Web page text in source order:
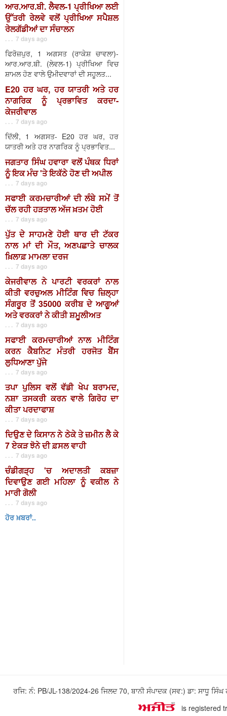
ਆਰ.ਆਰ.ਬੀ. ਲੈਵਲ-1 ਪ੍ਰੀਖਿਆ ਲਈ
ਉੱਤਰੀ ਰੇਲਵੇ ਵਲੋਂ ਪ੍ਰੀਖਿਆ ਸਪੈਸ਼ਲ
ਰੇਲਗੱਡੀਆਂ ਦਾ ਸੰਚਾਲਨ
. . . 7 days ago
ਫਿਰੋਜ਼ਪੁਰ, 1 ਅਗਸਤ (ਰਾਕੇਸ਼ ਚਾਵਲਾ)-
ਆਰ.ਆਰ.ਬੀ. (ਲੇਵਲ-1) ਪ੍ਰੀਖਿਆ ਵਿਚ
ਸ਼ਾਮਲ ਹੋਣ ਵਾਲੇ ਉਮੀਦਵਾਰਾਂ ਦੀ ਸਹੂਲਤ...
E20 ਹਰ ਘਰ, ਹਰ ਯਾਤਰੀ ਅਤੇ ਹਰ
ਨਾਗਰਿਕ ਨੂੰ ਪ੍ਰਭਾਵਿਤ ਕਰਦਾ-
ਕੇਜਰੀਵਾਲ
. . . 7 days ago
ਦਿੱਲੀ, 1 ਅਗਸਤ- E20 ਹਰ ਘਰ, ਹਰ
ਯਾਤਰੀ ਅਤੇ ਹਰ ਨਾਗਰਿਕ ਨੂੰ ਪ੍ਰਭਾਵਿਤ...
ਜਗਤਾਰ ਸਿੰਘ ਹਵਾਰਾ ਵਲੋਂ ਪੰਥਕ ਧਿਰਾਂ
ਨੂੰ ਇਕ ਮੰਚ 'ਤੇ ਇਕੱਠੇ ਹੋਣ ਦੀ ਅਪੀਲ
. . . 7 days ago
ਸਫਾਈ ਕਰਮਚਾਰੀਆਂ ਦੀ ਲੰਬੇ ਸਮੇਂ ਤੋਂ
ਚੱਲ ਰਹੀ ਹੜਤਾਲ ਅੱਜ ਖ਼ਤਮ ਹੋਈ
. . . 7 days ago
ਪੁੱਤ ਦੇ ਸਾਹਮਣੇ ਹੋਈ ਥਾਰ ਦੀ ਟੱਕਰ
ਨਾਲ ਮਾਂ ਦੀ ਮੌਤ, ਅਣਪਛਾਤੇ ਚਾਲਕ
ਖ਼ਿਲਾਫ਼ ਮਾਮਲਾ ਦਰਜ
. . . 7 days ago
ਕੇਜਰੀਵਾਲ ਨੇ ਪਾਰਟੀ ਵਰਕਰਾਂ ਨਾਲ
ਕੀਤੀ ਵਰਚੁਅਲ ਮੀਟਿੰਗ ਵਿਚ ਜ਼ਿਲ੍ਹਾ
ਸੰਗਰੂਰ ਤੋਂ 35000 ਕਰੀਬ ਦੇ ਆਗੂਆਂ
ਅਤੇ ਵਰਕਰਾਂ ਨੇ ਕੀਤੀ ਸ਼ਮੂਲੀਅਤ
. . . 7 days ago
ਸਫਾਈ ਕਰਮਚਾਰੀਆਂ ਨਾਲ ਮੀਟਿੰਗ
ਕਰਨ ਕੈਬਨਿਟ ਮੰਤਰੀ ਹਰਜੋਤ ਬੈਂਸ
ਲੁਧਿਆਣਾ ਪੁੱਜੇ
. . . 7 days ago
ਤਪਾ ਪੁਲਿਸ ਵਲੋਂ ਵੱਡੀ ਖੇਪ ਬਰਾਮਦ,
ਨਸ਼ਾ ਤਸਕਰੀ ਕਰਨ ਵਾਲੇ ਗਿਰੋਹ ਦਾ
ਕੀਤਾ ਪਰਦਾਫਾਸ਼
. . . 7 days ago
ਦਿਉਣ ਦੇ ਕਿਸਾਨ ਨੇ ਠੇਕੇ ਤੇ ਜ਼ਮੀਨ ਲੈ ਕੇ
7 ਏਕੜ ਝੋਨੇ ਦੀ ਫ਼ਸਲ ਵਾਹੀ
. . . 7 days ago
ਚੰਡੀਗੜ੍ਹ 'ਚ ਅਦਾਲਤੀ ਕਬਜ਼ਾ
ਦਿਵਾਉਣ ਗਈ ਮਹਿਲਾ ਨੂੰ ਵਕੀਲ ਨੇ
ਮਾਰੀ ਗੋਲੀ
. . . 7 days ago
ਹੋਰ ਖ਼ਬਰਾਂ..
ਰਜਿ: ਨੰ: PB/JL-138/2024-26 ਜਿਲਦ 70, ਬਾਨੀ ਸੰਪਾਦਕ (ਸਵ:) ਡਾ: ਸਾਧੂ
is registered